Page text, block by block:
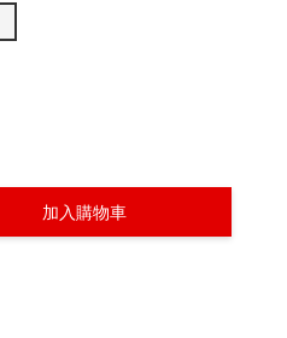
加入購物車